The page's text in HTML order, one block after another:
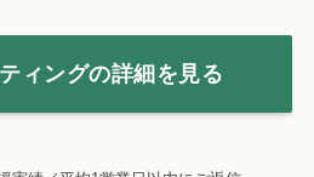
ィングの詳細を見る